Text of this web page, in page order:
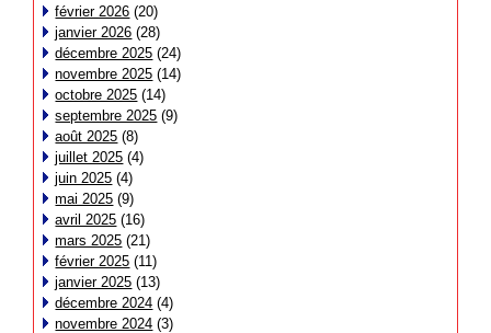
février 2026 (20)
janvier 2026 (28)
décembre 2025 (24)
novembre 2025 (14)
octobre 2025 (14)
septembre 2025 (9)
août 2025 (8)
juillet 2025 (4)
juin 2025 (4)
mai 2025 (9)
avril 2025 (16)
mars 2025 (21)
février 2025 (11)
janvier 2025 (13)
décembre 2024 (4)
novembre 2024 (3)